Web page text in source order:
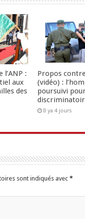
l’ANP :
aux
des
Propos
(vidéo) :
poursuivi
Il ya 4 jours
sont indiqués avec *